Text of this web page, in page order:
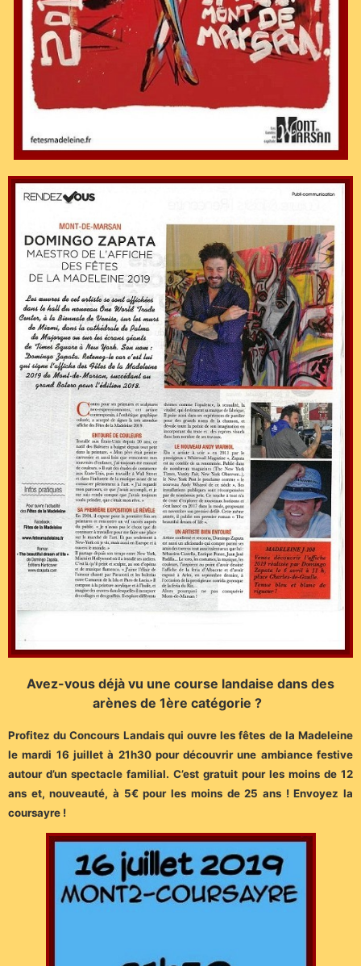
Avez-vous déjà vu une course landaise dans des
arènes de 1ère catégorie ?
Profitez du Concours Landais qui ouvre les fêtes de la Madeleine
le mardi 16 juillet à 21h30 pour découvrir une ambiance festive
autour d’un spectacle familial. C’est gratuit pour les moins de 12
ans et, nouveauté, à 5€ pour les moins de 25 ans ! Envoyez la
coursayre !